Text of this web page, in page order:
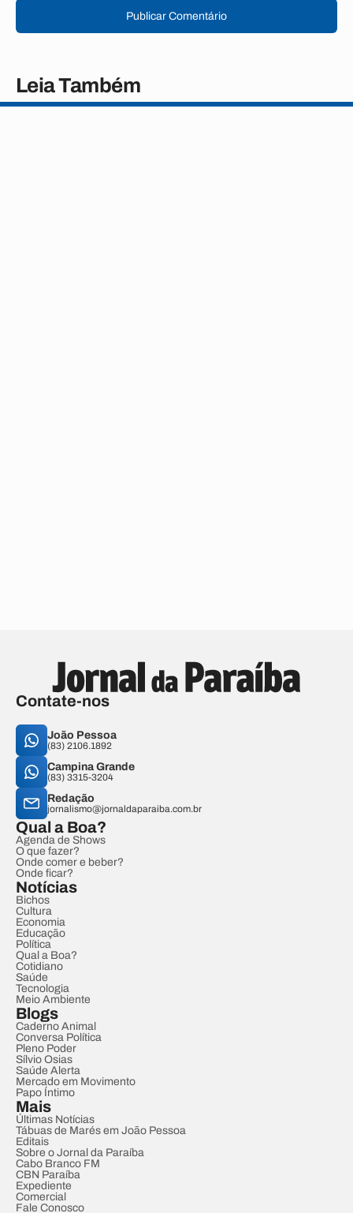
Publicar Comentário
Leia Também
Contate-nos
João Pessoa
(83) 2106.1892
Campina Grande
(83) 3315-3204
Redação
jornalismo@jornaldaparaiba.com.br
Qual a Boa?
Agenda de Shows
O que fazer?
Onde comer e beber?
Onde ficar?
Notícias
Bichos
Cultura
Economia
Educação
Política
Qual a Boa?
Cotidiano
Saúde
Tecnologia
Meio Ambiente
Blogs
Caderno Animal
Conversa Política
Pleno Poder
Sílvio Osias
Saúde Alerta
Mercado em Movimento
Papo Íntimo
Mais
Últimas Notícias
Tábuas de Marés em João Pessoa
Editais
Sobre o Jornal da Paraíba
Cabo Branco FM
CBN Paraíba
Expediente
Comercial
Fale Conosco